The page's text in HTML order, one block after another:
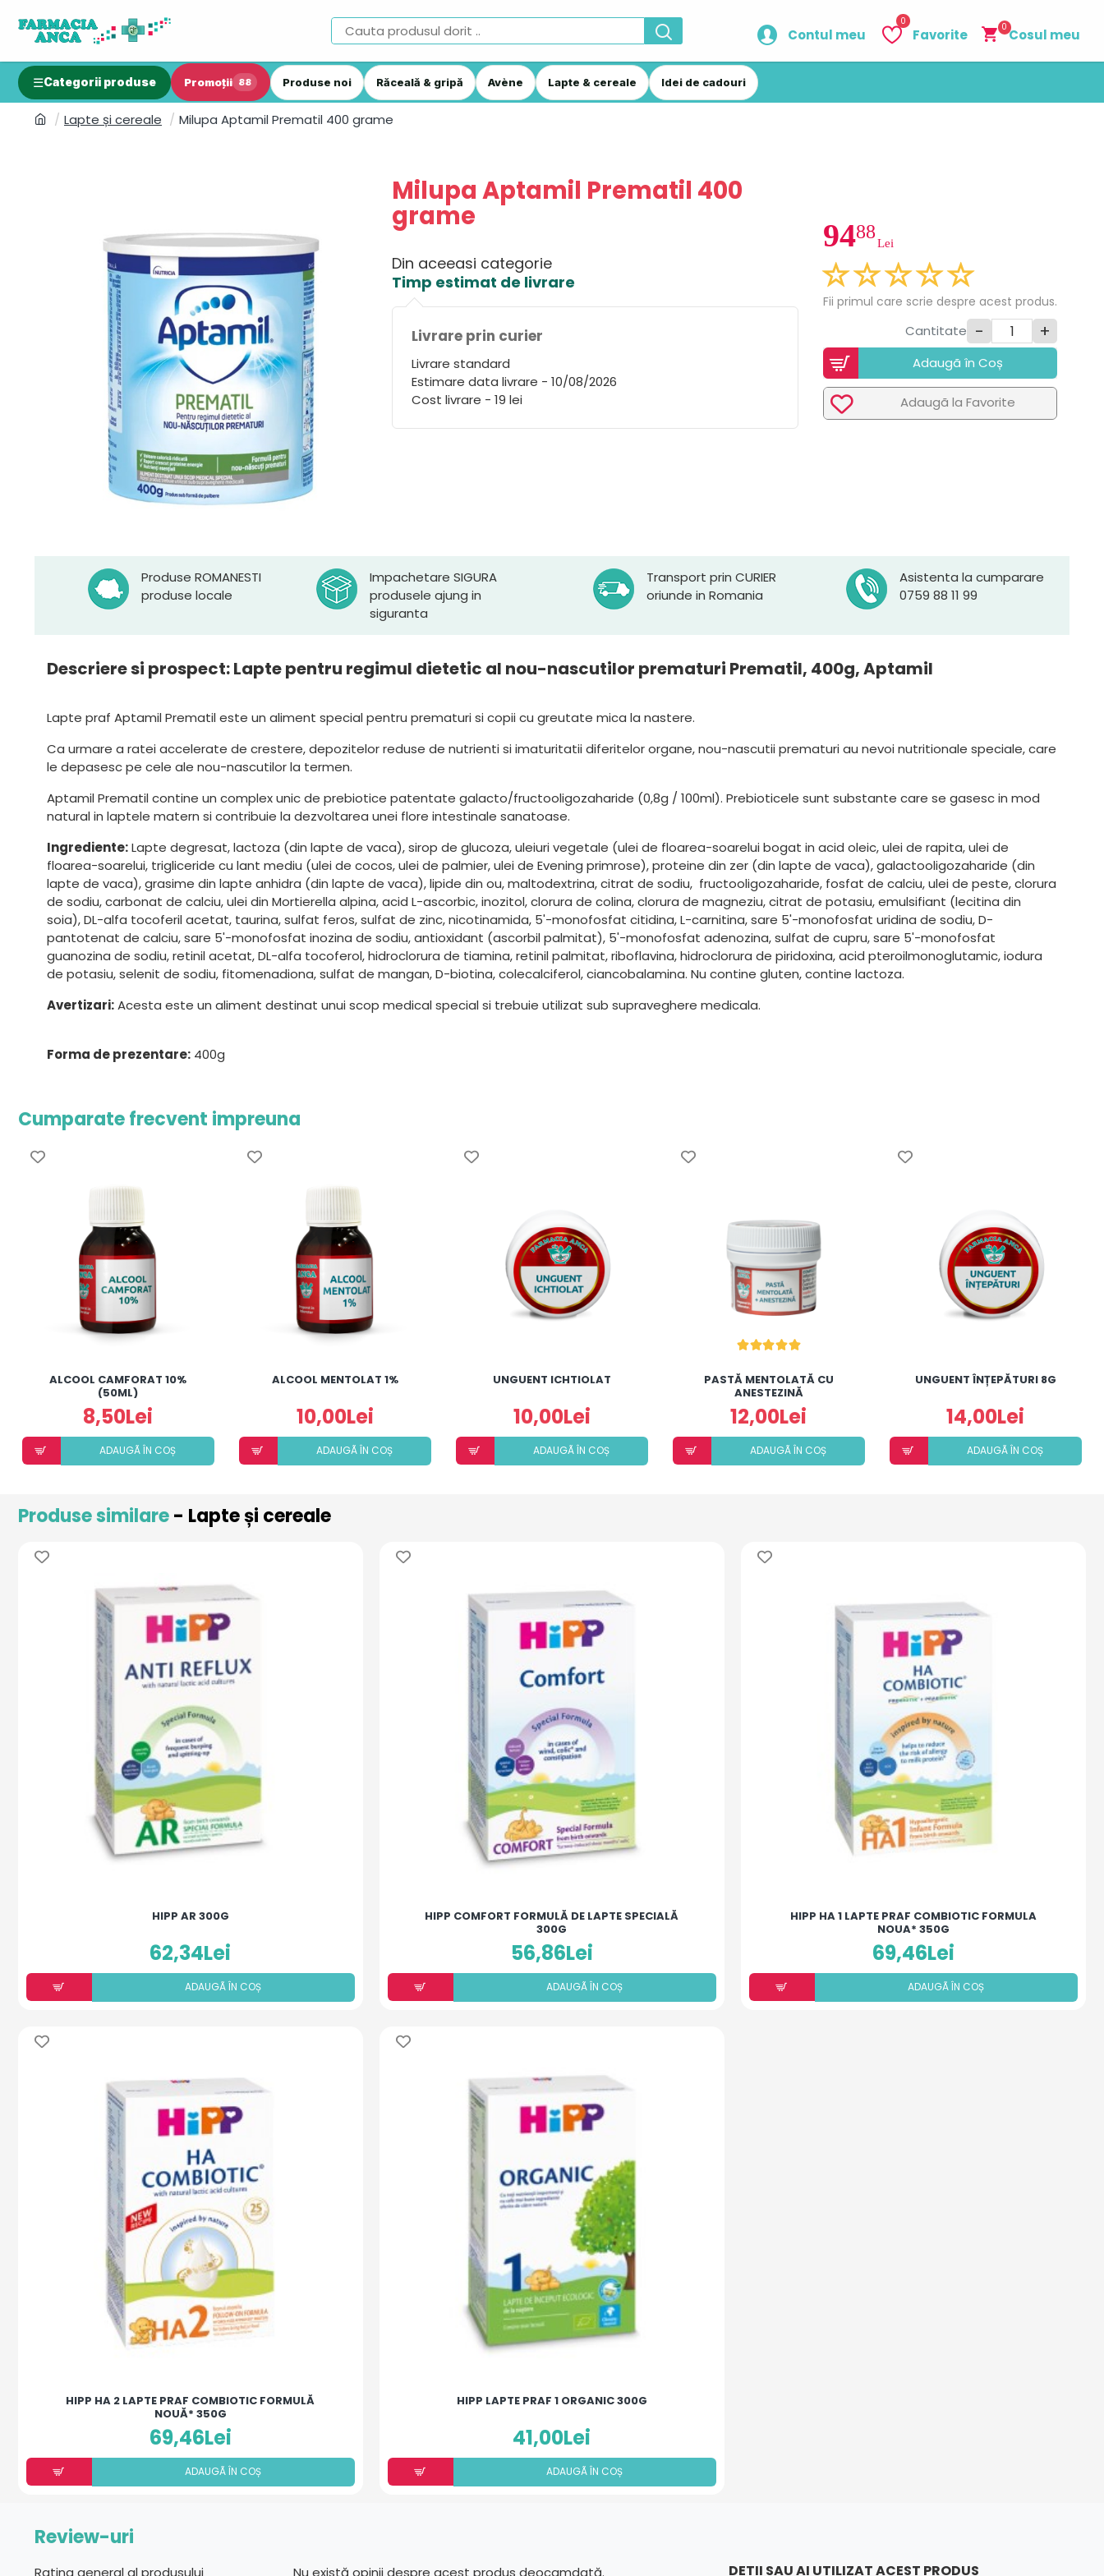
Contul meu Favorite
0
Cosul meu
0
Categorii produse Promoții 88 Produse noi Răceală & gripă Avène Lapte & cereale Idei de cadouri
Lapte și cereale Milupa Aptamil Prematil 400 grame
Milupa Aptamil Prematil 400
grame
Din aceeasi categorie
Timp estimat de livrare
Livrare prin curier
Livrare standard
Estimare data livrare - 10/08/2026
Cost livrare - 19 lei
9488
Lei
Fii primul care scrie despre acest produs.
Cantitate - +
Adaugã în Coș
Adaugã la Favorite
Produse ROMANESTI
produse locale
Impachetare SIGURA
produsele ajung in
siguranta
Transport prin CURIER
oriunde in Romania
Asistenta la cumparare
0759 88 11 99
Descriere si prospect: Lapte pentru regimul dietetic al nou-nascutilor prematuri Prematil, 400g, Aptamil
Lapte praf Aptamil Prematil este un aliment special pentru prematuri si copii cu greutate mica la nastere.
Ca urmare a ratei accelerate de crestere, depozitelor reduse de nutrienti si imaturitatii diferitelor organe, nou-nascutii prematuri au nevoi nutritionale speciale, care
le depasesc pe cele ale nou-nascutilor la termen.
Aptamil Prematil contine un complex unic de prebiotice patentate galacto/fructooligozaharide (0,8g / 100ml). Prebioticele sunt substante care se gasesc in mod
natural in laptele matern si contribuie la dezvoltarea unei flore intestinale sanatoase.
Ingrediente:Lapte degresat, lactoza (din lapte de vaca), sirop de glucoza, uleiuri vegetale (ulei de floarea-soarelui bogat in acid oleic, ulei de rapita, ulei de
floarea-soarelui, trigliceride cu lant mediu (ulei de cocos, ulei de palmier, ulei de Evening primrose), proteine din zer (din lapte de vaca), galactooligozaharide (din
lapte de vaca), grasime din lapte anhidra (din lapte de vaca), lipide din ou, maltodextrina, citrat de sodiu, fructooligozaharide, fosfat de calciu, ulei de peste, clorura
de sodiu, carbonat de calciu, ulei din Mortierella alpina, acid L-ascorbic, inozitol, clorura de colina, clorura de magneziu, citrat de potasiu, emulsifiant (lecitina din
soia), DL-alfa tocoferil acetat, taurina, sulfat feros, sulfat de zinc, nicotinamida, 5'-monofosfat citidina, L-carnitina, sare 5'-monofosfat uridina de sodiu, D-
pantotenat de calciu, sare 5'-monofosfat inozina de sodiu, antioxidant (ascorbil palmitat), 5'-monofosfat adenozina, sulfat de cupru, sare 5'-monofosfat
guanozina de sodiu, retinil acetat, DL-alfa tocoferol, hidroclorura de tiamina, retinil palmitat, riboflavina, hidroclorura de piridoxina, acid pteroilmonoglutamic, iodura
de potasiu, selenit de sodiu, fitomenadiona, sulfat de mangan, D-biotina, colecalciferol, ciancobalamina. Nu contine gluten, contine lactoza.
Avertizari:Acesta este un aliment destinat unui scop medical special si trebuie utilizat sub supraveghere medicala.
Forma de prezentare: 400g
Cumparate frecvent impreuna
ALCOOL CAMFORAT 10%
(50ML)
8,50Lei
ADAUGÃ ÎN COȘ
ALCOOL MENTOLAT 1%
10,00Lei
ADAUGÃ ÎN COȘ
UNGUENT ICHTIOLAT
10,00Lei
ADAUGÃ ÎN COȘ
PASTĂ MENTOLATĂ CU
ANESTEZINĂ
12,00Lei
ADAUGÃ ÎN COȘ
UNGUENT ÎNȚEPĂTURI 8G
14,00Lei
ADAUGÃ ÎN COȘ
Produse similare- Lapte și cereale
HIPP AR 300G
62,34Lei
ADAUGÃ ÎN COȘ
HIPP COMFORT FORMULĂ DE LAPTE SPECIALĂ
300G
56,86Lei
ADAUGÃ ÎN COȘ
HIPP HA 1 LAPTE PRAF COMBIOTIC FORMULA
NOUA* 350G
69,46Lei
ADAUGÃ ÎN COȘ
HIPP HA 2 LAPTE PRAF COMBIOTIC FORMULĂ
NOUĂ* 350G
69,46Lei
ADAUGÃ ÎN COȘ
HIPP LAPTE PRAF 1 ORGANIC 300G
41,00Lei
ADAUGÃ ÎN COȘ
Review-uri
Rating general al produsului Nu există opinii despre acest produs deocamdată. DETII SAU AI UTILIZAT ACEST PRODUS